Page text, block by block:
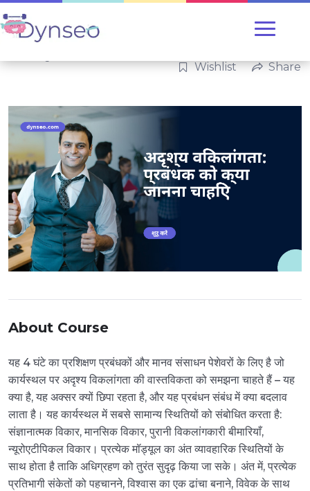
Wishlist Share
About Course
यह 4 घंटे का प्रशिक्षण प्रबंधकों और मानव संसाधन पेशेवरों के लिए है जो
कार्यस्थल पर अदृश्य विकलांगता की वास्तविकता को समझना चाहते हैं – यह
क्या है, यह अक्सर क्यों छिपा रहता है, और यह प्रबंधन संबंध में क्या बदलाव
लाता है। यह कार्यस्थल में सबसे सामान्य स्थितियों को संबोधित करता है:
संज्ञानात्मक विकार, मानसिक विकार, पुरानी विकलांगकारी बीमारियाँ,
न्यूरोएटीपिकल विकार। प्रत्येक मॉड्यूल का अंत व्यावहारिक स्थितियों के
साथ होता है ताकि अधिग्रहण को तुरंत सुदृढ़ किया जा सके। अंत में, प्रत्येक
प्रतिभागी संकेतों को पहचानने, विश्वास का एक ढांचा बनाने, विवेक के साथ